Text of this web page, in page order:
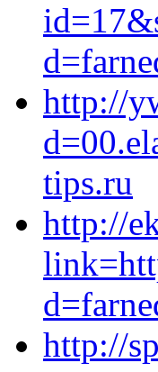
http://
tips.ru
http://
http://